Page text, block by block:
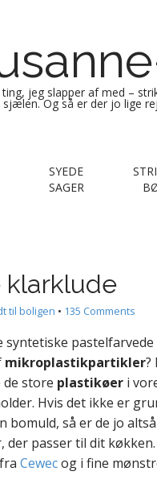
jeg slapper af med –
sjælen. Og så er der jo lige
SYEDE
SAGER
klarklude
til boligen • 135 Comments
syntetiske
mikroplastikpartikler?
de store plastikøer i
Hvis det ikke er
bomuld, så er de jo
der passer til dit
Cewecog i fine